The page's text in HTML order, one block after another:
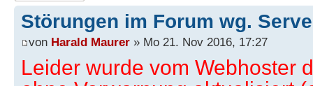
Störungen im Forum wg.
von Harald Maurer » Mo 21. Nov 2016, 17:27
Leider wurde vom Webhoster